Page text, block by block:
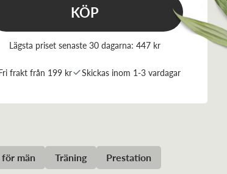
KÖP
Lägsta priset senaste 30 dagarna: 447 kr
frakt från 199 kr Skickas inom 1-3 vardagar
män Träning
Prestation